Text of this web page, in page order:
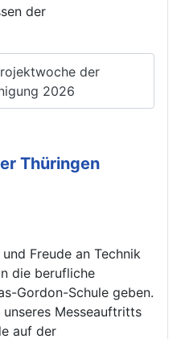
der
der
2026
Thüringen
Freude an Technik
die berufliche
Gordon-Schule geben.
Messeauftritts
auf der